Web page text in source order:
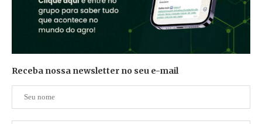
Receba nossa newsletter no seu e-mail